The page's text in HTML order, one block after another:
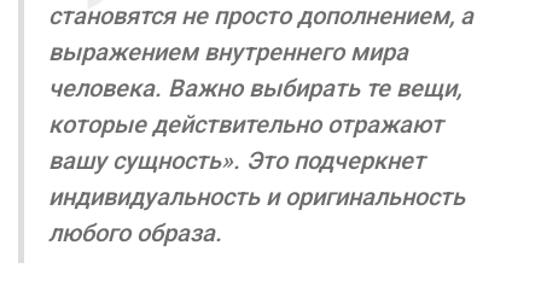
становятся не просто дополнением, а
выражением внутреннего мира
человека. Важно выбирать те вещи,
которые действительно отражают
вашу сущность». Это подчеркнет
индивидуальность и оригинальность
любого образа.